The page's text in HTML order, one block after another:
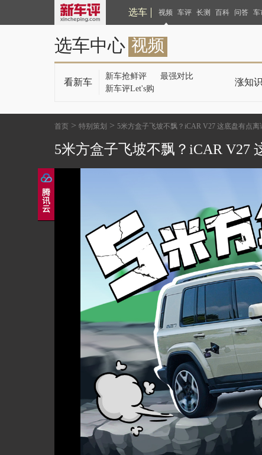
选车 视频 车评 长测 百科 问答 车
选车中心 视频
看新车
新车抢鲜评
最强对比
新车评Let's购
涨知识
首页 > 特别策划 > 5米方盒子飞坡不飘？iCAR V27 这底盘有点离
5米方盒子飞坡不飘？iCAR V27